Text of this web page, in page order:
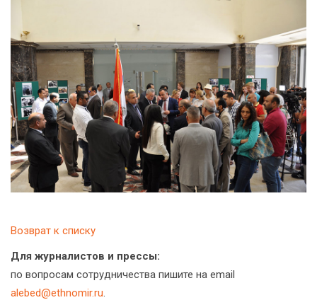
Возврат к списку
Для журналистов и прессы:
по вопросам сотрудничества пишите на email
alebed@ethnomir.ru.